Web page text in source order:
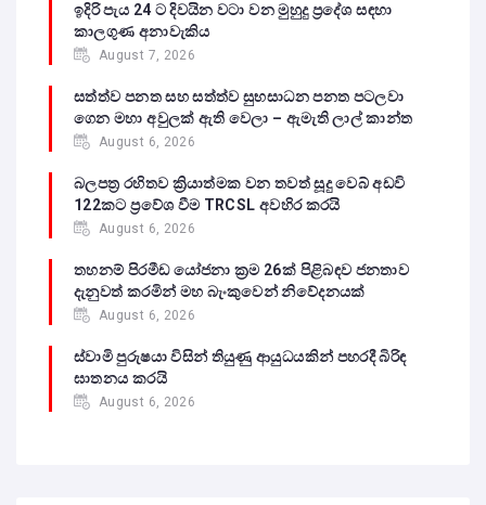
ඉදිරි පැය 24 ට දිවයින වටා වන මුහුදු ප්‍රදේශ සඳහා
කාලගුණ අනාවැකිය
August 7, 2026
සත්ත්ව පනත සහ සත්ත්ව සුභසාධන පනත පටලවා
ගෙන මහා අවුලක් ඇති වෙලා – ඇමැති ලාල් කාන්ත
August 6, 2026
බලපත්‍ර රහිතව ක්‍රියාත්මක වන තවත් සූදු වෙබ් අඩවි
122කට ප්‍රවේශ වීම TRCSL අවහිර කරයි
August 6, 2026
තහනම් පිරමීඩ යෝජනා ක්‍රම 26ක් පිළිබඳව ජනතාව
දැනුවත් කරමින් මහ බැංකුවෙන් නිවේදනයක්
August 6, 2026
ස්වාමි පුරුෂයා විසින් තියුණු ආයුධයකින් පහරදී බිරිඳ
ඝාතනය කරයි
August 6, 2026